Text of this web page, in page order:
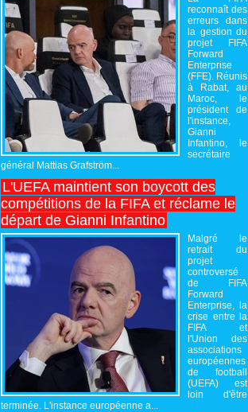
reconnaît des
erreurs dans
la gestion du
projet FIFA
Forward
Enterprise
(FFE). Réunis
à Rabat, au
Maroc, le
président de
l'instance,
Gianni
Infantino, le
secrétaire
général Mattias Grafström...
L'UEFA maintient son boycott des
compétitions de la FIFA et réclame le
départ de Gianni Infantino
Malgré le
retrait du
projet
controversé
de FIFA
Forward
Enterprise, la
crise entre la
FIFA et
l'Union des
associations
européennes
de football
(UEFA) est
loin d'être
terminée. L'instance européenne a...